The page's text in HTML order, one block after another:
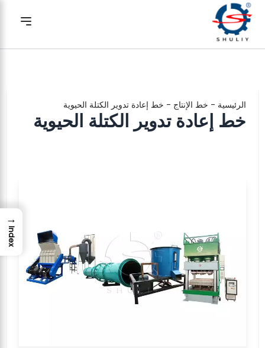
الرئيسية - خط الإنتاج - خط إعادة تدوير الكتلة الحيوية
خط إعادة تدوير الكتلة الحيوية
→
Index